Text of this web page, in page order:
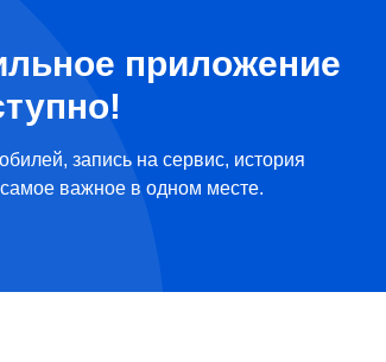
приложение
запись на сервис, история
важное в одном месте.